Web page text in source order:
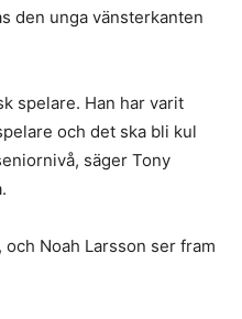
den unga vänsterkanten
spelare. Han har varit
och det ska bli kul
säger Tony
.
Noah Larsson ser fram